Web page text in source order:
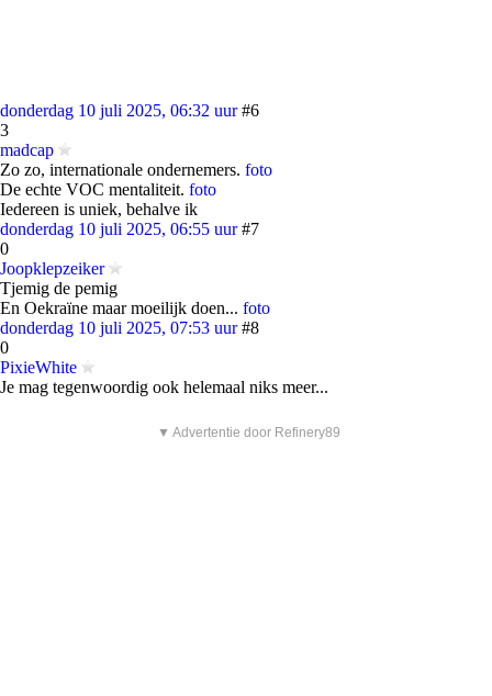
donderdag 10 juli 2025, 06:32 uur #6
3
madcap
Zo zo, internationale ondernemers. foto
De echte VOC mentaliteit. foto
Iedereen is uniek, behalve ik
donderdag 10 juli 2025, 06:55 uur #7
0
Joopklepzeiker
Tjemig de pemig
En Oekraïne maar moeilijk doen... foto
donderdag 10 juli 2025, 07:53 uur #8
0
PixieWhite
Je mag tegenwoordig ook helemaal niks meer...
▼ Advertentie door Refinery89